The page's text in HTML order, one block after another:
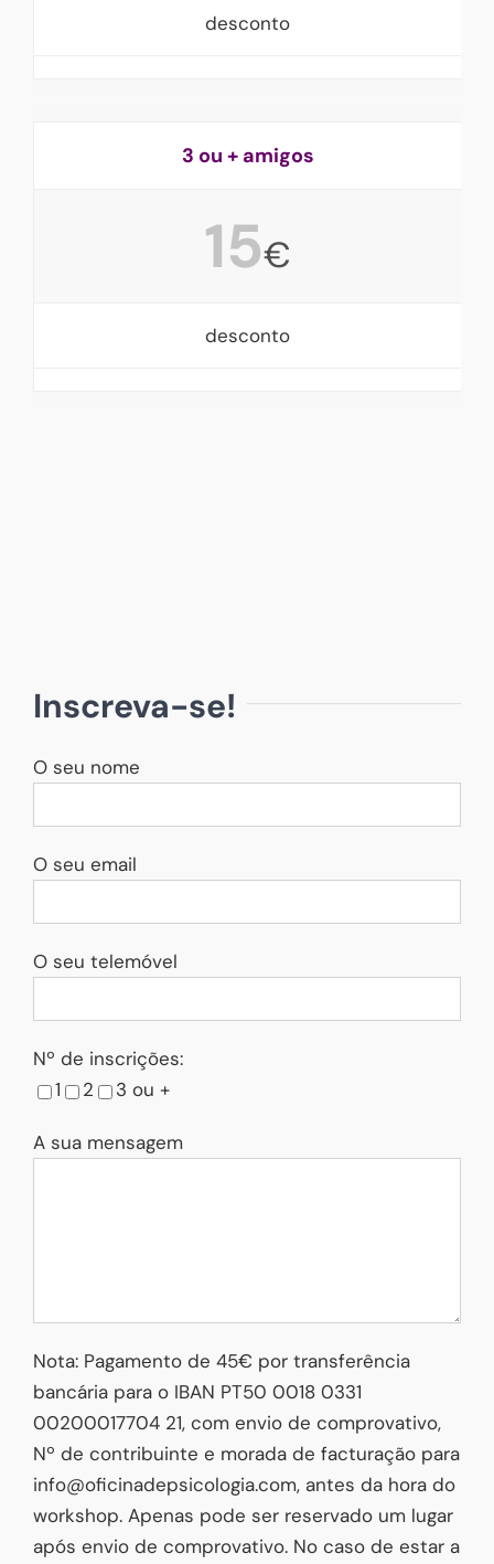
desconto
3 ou + amigos
15€
desconto
Inscreva-se!
O seu nome
O seu email
O seu telemóvel
Nº de inscrições:
1
2 3 ou +
A sua mensagem
Nota: Pagamento de 45€ por transferência
bancária para o IBAN PT50 0018 0331
00200017704 21, com envio de comprovativo,
Nº de contribuinte e morada de facturação para
info@oficinadepsicologia.com, antes da hora do
workshop. Apenas pode ser reservado um lugar
após envio de comprovativo. No caso de estar a